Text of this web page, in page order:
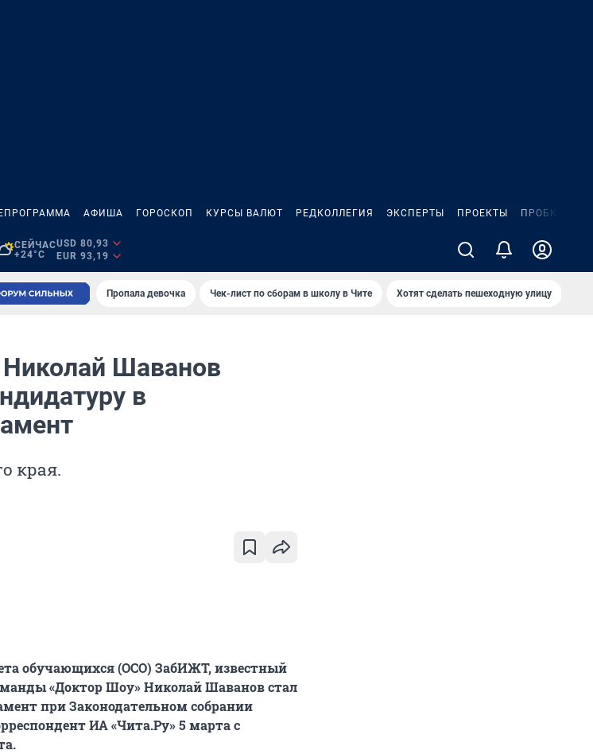
АФИША ГОРОСКОП КУРСЫ ВАЛЮТ РЕДКОЛЛЕГИЯ ЭКСПЕРТЫ ПРОЕКТЫ ПРОБКИ
СЕЙЧАС
+24°C
USD 80,93
EUR 93,19
Пропала девочка Чек-лист по сборам в школу в Чите Хотят сделать пешеходную улицу
Шаванов
в
края.
обучающихся (ОСО) ЗабИЖТ, известный
«Доктор Шоу» Николай Шаванов стал
при Законодательном собрании
ИА «Чита.Ру» 5 марта с